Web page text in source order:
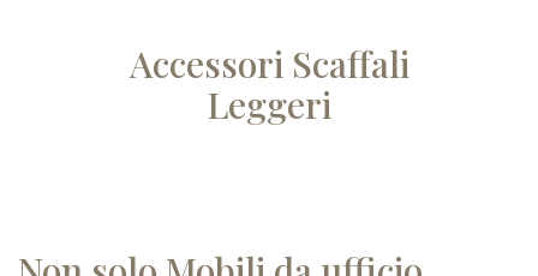
Accessori Scaffali
Leggeri